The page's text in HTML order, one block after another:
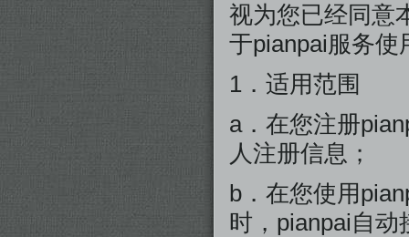
视为您已经同意
于pianpai服务
1．适用范围
a．在您注册
人注册信息；
b．在您使用
时，pianpai自